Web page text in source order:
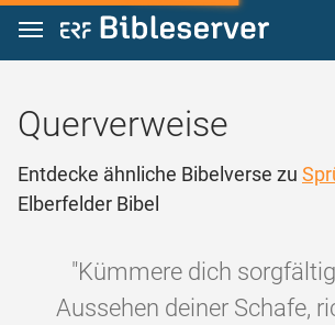
Zum Inhalt springen
Querverweise
Entdecke ähnliche Bibelverse zu
Elberfelder Bibel
"Kümmere dich
Aussehen deiner Schafe,